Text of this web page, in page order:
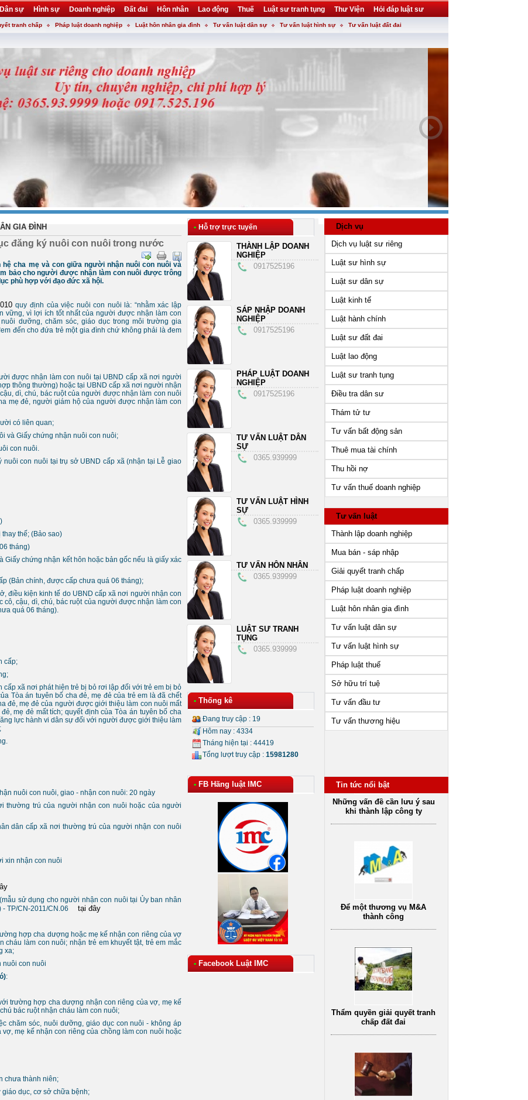
Dân sự Hình sự Doanh nghiệp Đất đai Hôn nhân Lao động Thuế Luật sư tranh tụng Thư Viện Hỏi đáp luật sư
tranh chấp Pháp luật doanh nghiệp Luật hôn nhân gia đình Tư vấn luật dân sự Tư vấn luật hình sự Tư vấn luật đất đai
GIA ĐÌNH
đăng ký nuôi con nuôi trong nước
hệ cha mẹ và con giữa người nhận nuôi con nuôi và
bảo cho người được nhận làm con nuôi được trông
phù hợp với đạo đức xã hội.
quy định của việc nuôi con nuôi là: “nhằm xác lập
vững, vì lợi ích tốt nhất của người được nhận làm con
dưỡng, chăm sóc, giáo dục trong môi trường gia
đến cho đứa trẻ một gia đình chứ không phải là đem
được nhận làm con nuôi tại UBND cấp xã nơi người
thông thường) hoặc tại UBND cấp xã nơi người nhận
dì, chú, bác ruột của người được nhận làm con nuôi
mẹ đẻ, người giám hộ của người được nhận làm con
có liên quan;
và Giấy chứng nhận nuôi con nuôi;
con nuôi.
con nuôi tại trụ sở UBND cấp xã (nhận tại Lễ giao
thế; (Bảo sao)
tháng)
Giấy chứng nhận kết hôn hoặc bản gốc nếu là giấy xác
(Bản chính, được cấp chưa quá 06 tháng);
điều kiện kinh tế do UBND cấp xã nơi người nhận con
cậu, dì, chú, bác ruột của người được nhận làm con
quá 06 tháng).
cấp;
xã nơi phát hiện trẻ bị bỏ rơi lập đối với trẻ em bị bỏ
Tòa án tuyên bố cha đẻ, mẹ đẻ của trẻ em là đã chết
đẻ, mẹ đẻ của người được giới thiệu làm con nuôi mất
mẹ đẻ mất tích; quyết định của Tòa án tuyên bố cha
lực hành vi dân sự đối với người được giới thiệu làm
nuôi con nuôi, giao - nhận con nuôi: 20 ngày
thường trú của người nhận con nuôi hoặc của người
dân cấp xã nơi thường trú của người nhận con nuôi
xin nhận con nuôi
sử dụng cho người nhận con nuôi tại Ủy ban nhân
- TP/CN-2011/CN.06
tại đây
hợp cha dượng hoặc mẹ kế nhận con riêng của vợ
cháu làm con nuôi; nhận trẻ em khuyết tật, trẻ em mắc
xa;
nuôi con nuôi
:
trường hợp cha dượng nhận con riêng của vợ, mẹ kế
bác ruột nhận cháu làm con nuôi;
chăm sóc, nuôi dưỡng, giáo dục con nuôi - không áp
mẹ kế nhận con riêng của chồng làm con nuôi hoặc
chưa thành niên;
dục, cơ sở chữa bệnh;
• Hỗ trợ trực tuyến
THÀNH LẬP DOANH
NGHIỆP
0917525196
SÁP NHẬP DOANH
NGHIỆP
0917525196
PHÁP LUẬT DOANH
NGHIỆP
0917525196
TƯ VẤN LUẬT DÂN
SỰ
0365.939999
TƯ VẤN LUẬT HÌNH
SỰ
0365.939999
TƯ VẤN HÔN NHÂN
0365.939999
LUẬT SƯ TRANH
TỤNG
0365.939999
• Thống kê
Đang truy cập : 19
Hôm nay : 4334
Tháng hiện tại : 44419
Tổng lượt truy cập : 15981280
• FB Hãng luật IMC
• Facebook Luật IMC
Dịch vụ
Dịch vụ luật sư riêng
Luật sư hình sự
Luật sư dân sự
Luật kinh tế
Luật hành chính
Luật sư đất đai
Luật lao động
Luật sư tranh tụng
Điều tra dân sư
Thám tử tư
Tư vấn bất động sản
Thuê mua tài chính
Thu hồi nợ
Tư vấn thuế doanh nghiệp
Tư vấn luật
Thành lập doanh nghiệp
Mua bán - sáp nhập
Giải quyết tranh chấp
Pháp luật doanh nghiệp
Luật hôn nhân gia đình
Tư vấn luật dân sự
Tư vấn luật hình sự
Pháp luật thuế
Sở hữu trí tuệ
Tư vấn đầu tư
Tư vấn thương hiệu
Tin tức nổi bật
Để một thương vụ M&A
thành công
Thẩm quyền giải quyết tranh
chấp đất đai
Sự khác nhau giữa tố tụng
tòa án và tố tụng bằng trọng
tài